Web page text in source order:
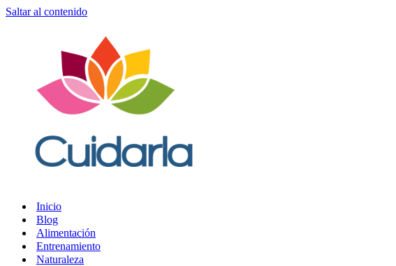
Saltar al contenido
Inicio
Blog
Alimentación
Entrenamiento
Naturaleza